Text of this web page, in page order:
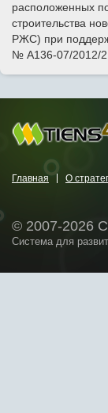
расположенных
строительства
РЖС) при
№ А136-07/2012/2
Главная О
© 2007-2026
Система для